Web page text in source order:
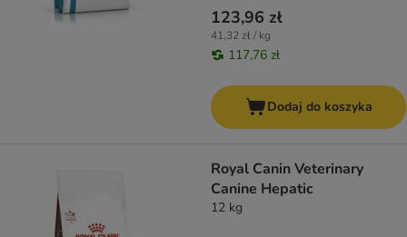
123,96 zł
41,32 zł / kg
117,76 zł
Dodaj do koszyka
Royal Canin Veterinary
Canine Hepatic
12 kg